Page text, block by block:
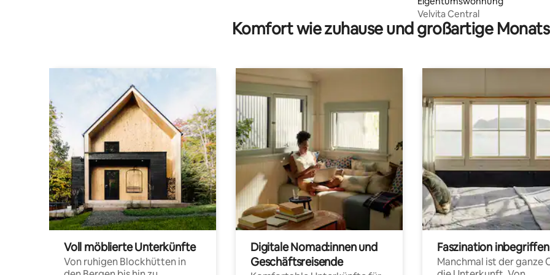
Velvita Central
Komfort wie zuhause und großartige
Voll möblierte Unterkünfte
Von ruhigen Blockhütten in
Digitale Nomad:innen und
Geschäftsreisende
Faszination inbegriffen
Manchmal ist der ganze